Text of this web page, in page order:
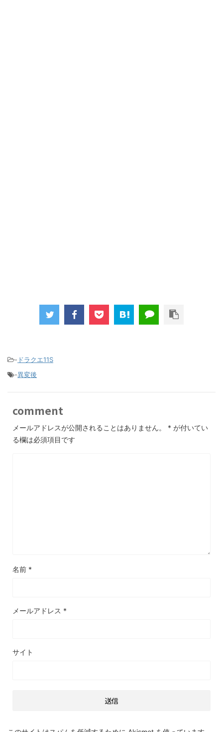
- ドラクエ11S
-異変後
comment
メールアドレスが公開されることはありません。 * が付いてい
る欄は必須項目です
名前 *
メールアドレス *
サイト